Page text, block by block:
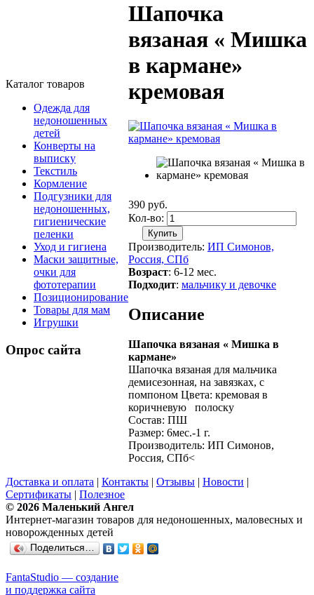
Каталог товаров
Одежда для
недоношенных
детей
Конверты на
выписку
Текстиль
Кормление
Подгузники для
недоношенных,
гигиенические
пеленки
Уход и гигиена
Маски защитные,
очки для
фототерапии
Позиционирование
Товары для мам
Игрушки
Опрос сайта
Шапочка
вязаная « Мишка
в кармане»
кремовая
390 руб.
Кол-во:
Производитель: ИП Симонов,
Россия, СПб
Возраст: 6-12 мес.
Подходит: мальчику и девочке
Описание
Шапочка вязаная « Мишка в
кармане»
Шапочка вязаная для мальчика
демисезонная, на завязках, с
помпоном Цвета: кремовая в
коричневую полоску
Состав: ПШ
Размер: 6мес.-1 г.
Производитель: ИП Симонов,
Россия, СПб<
Доставка и оплата | Контакты | Отзывы | Новости |
Сертификаты | Полезное
© 2026 Маленький Ангел
Интернет-магазин товаров для недоношенных, маловесных и
новорожденных детей
Поделиться…
FantaStudio — cоздание
и поддержка сайта